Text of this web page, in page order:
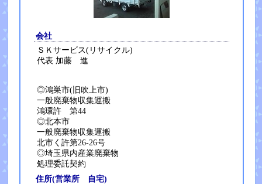
会社
ＳＫサービス(リサイクル)
代表 加藤 進
◎鴻巣市(旧吹上市)
一般廃棄物収集運搬
鴻環許 第44
◎北本市
一般廃棄物収集運搬
北市く許第26-26号
◎埼玉県内産業廃棄物
処理委託契約
住所(営業所 自宅)